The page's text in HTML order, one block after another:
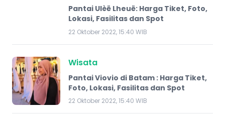
Pantai Ulèë Lheuë: Harga Tiket, Foto,
Lokasi, Fasilitas dan Spot
22 Oktober 2022, 15:40 WIB
Wisata
Pantai Viovio di Batam : Harga Tiket,
Foto, Lokasi, Fasilitas dan Spot
22 Oktober 2022, 15:40 WIB